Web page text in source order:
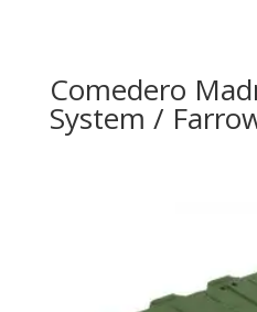
Comedero
System /